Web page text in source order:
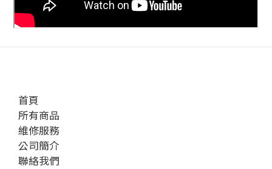
首頁
所有商品
維修服務
公司簡介
聯絡我們